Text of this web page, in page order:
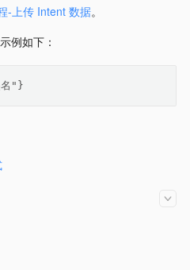
-上传 Intent 数据。
例如下：
"}